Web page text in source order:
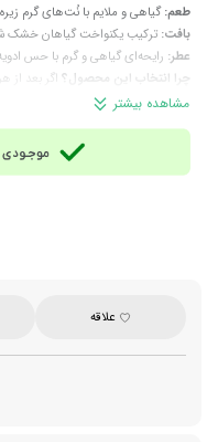
طعم:گیاهی و ملایم با نُت‌های گرم
بافت: ترکیب یکنواخت گیاهان خشک‌
عطر: رایحه‌ای گیاهی و گرم با حس
چرا انتخاب این محصول؟ اگر بعد از
جلوی پرخوری خود را بگیرید، دمنوش
بنابراین باعث کاهش اشتها و کنترل
ترکیبات:
سنا، زیره، چای اولونگ،
روش آماده‌سازی:
مشاهده بیشتر
علاقه